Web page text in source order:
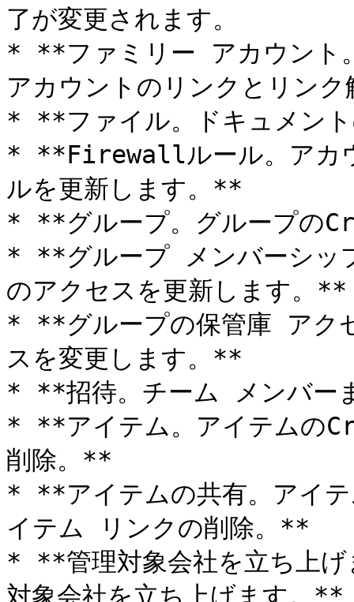
了が変更されます。
* **ファミリー アカウント
アカウントのリンクとリン
* **ファイル。ドキュメン
* **Firewallルール。アカ
ルを更新します。**
* **グループ。グループの
* **グループ メンバーシッ
のアクセスを更新します。**
* **グループの保管庫 アク
スを変更します。**
* **招待。チーム メンバー
* **アイテム。アイテムの
削除。**
* **アイテムの共有。アイテ
イテム リンクの削除。**
* **管理対象会社を立ち上げ
対象会社を立ち上げます。**